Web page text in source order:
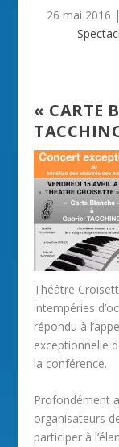
26 mai 2016 |
« CARTE
Théâtre
intempéries
répondu à
exceptionnelle
la conférence.
Profondément
organisateurs
participer à